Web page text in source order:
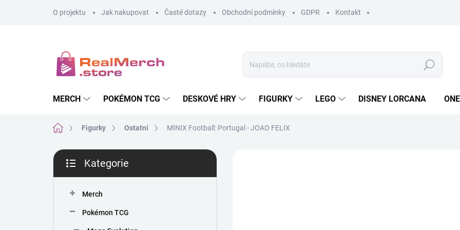
O projektu Jak nakupovat Časté dotazy Obchodní podmínky GDPR Kontakt
Hledat
MERCH POKÉMON TCG DESKOVÉ HRY FIGURKY LEGO DISNEY LORCANA
Domů Figurky Ostatní MINIX Football: Portugal - JOAO FELIX
P
s
kategorie
Kategorie
Merch
Pokémon TCG